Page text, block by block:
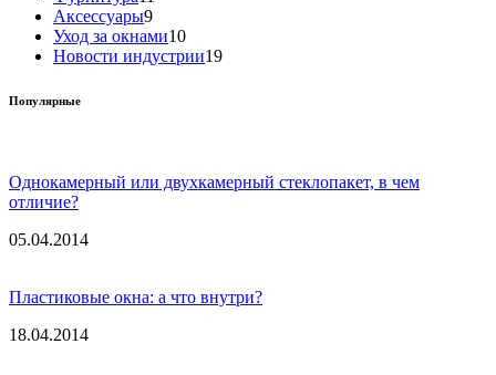
Аксессуары9
Уход за окнами10
Новости индустрии19
Популярные
Однокамерный или двухкамерный стеклопакет, в чем
отличие?
05.04.2014
Пластиковые окна: а что внутри?
18.04.2014